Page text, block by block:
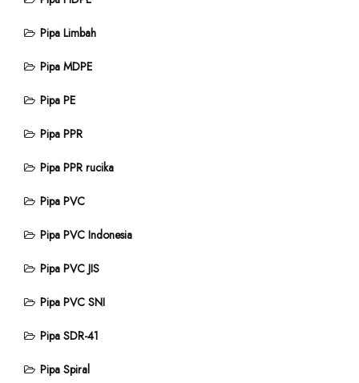
Pipa Limbah
Pipa MDPE
Pipa PE
Pipa PPR
Pipa PPR rucika
Pipa PVC
Pipa PVC Indonesia
Pipa PVC JIS
Pipa PVC SNI
Pipa SDR-41
Pipa Spiral